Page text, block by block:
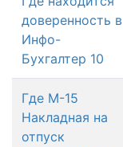
доверенность в
Инфо-
Бухгалтер 10
Где М-15
Накладная на
отпуск